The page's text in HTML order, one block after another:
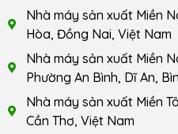
Nhà máy sản xuất Miền
Hòa, Đồng Nai, Việt Nam
Nhà máy sản xuất Miền
Phường An Bình, Dĩ An,
Nhà máy sản xuất Miền
Cần Thơ, Việt Nam